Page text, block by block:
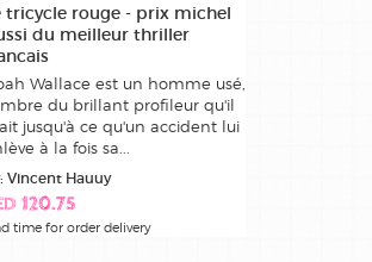
tricycle rouge - prix michel
du meilleur thriller
Wallace est un homme usé,
du brillant profileur qu'il
jusqu'à ce qu'un accident lui
à la fois sa...
Vincent Hauuy
120.75
time for order delivery